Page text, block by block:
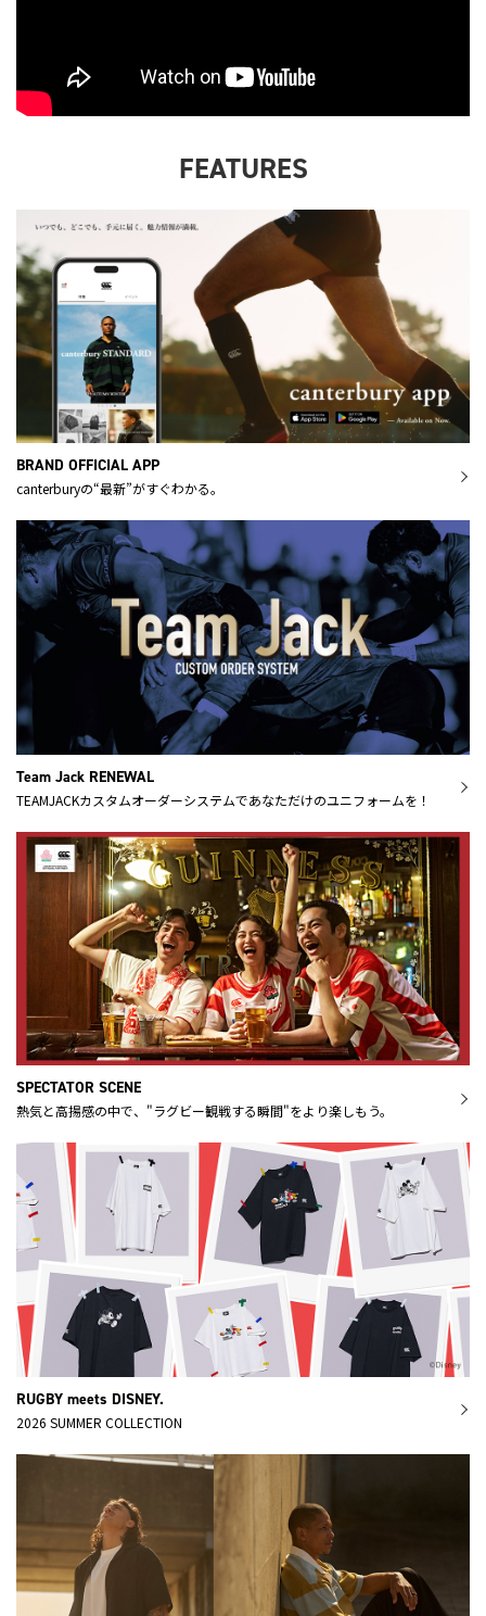
FEATURES
BRAND OFFICIAL APP
canterburyの“最新”がすぐわかる。
Team Jack RENEWAL
TEAMJACKカスタムオーダーシステムであなただけのユニフォームを！
SPECTATOR SCENE
熱気と高揚感の中で、"ラグビー観戦する瞬間"をより楽しもう。
RUGBY meets DISNEY.
2026 SUMMER COLLECTION